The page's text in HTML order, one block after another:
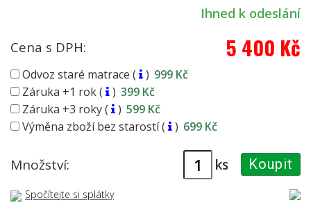
Ihned k odeslání
Cena s DPH: 5 400 Kč
Odvoz staré matrace ( ) 999 Kč
Záruka +1 rok (
) 399 Kč
Záruka +3 roky (
) 599 Kč
Výměna zboží bez starostí (
) 699 Kč
Množství: ks Koupit
Spočítejte si splátky